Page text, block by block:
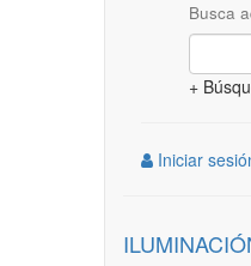
Busca
+
Iniciar